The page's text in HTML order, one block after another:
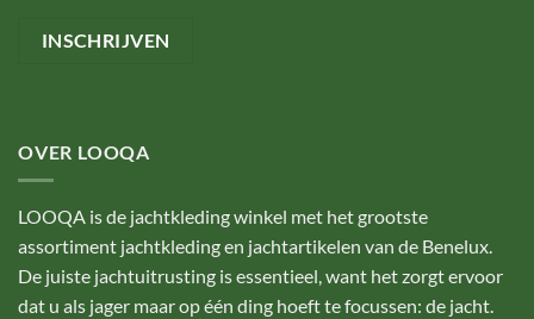
OVER LOOQA
LOOQA is de jachtkleding winkel met het grootste
assortiment jachtkleding en jachtartikelen van de Benelux.
De juiste jachtuitrusting is essentieel, want het zorgt ervoor
dat u als jager maar op één ding hoeft te focussen: de jacht.